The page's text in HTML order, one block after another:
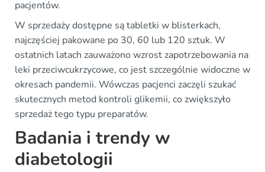
pacjentów.
W sprzedaży dostępne są tabletki w blisterkach,
najczęściej pakowane po 30, 60 lub 120 sztuk. W
ostatnich latach zauważono wzrost zapotrzebowania na
leki przeciwcukrzycowe, co jest szczególnie widoczne w
okresach pandemii. Wówczas pacjenci zaczęli szukać
skutecznych metod kontroli glikemii, co zwiększyło
sprzedaż tego typu preparatów.
Badania i trendy w
diabetologii